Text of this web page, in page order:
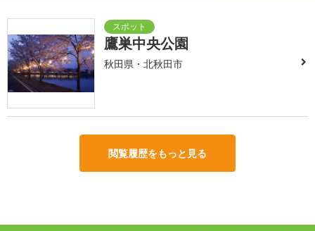
鷹巣中央公園
秋田県・北秋田市
閲覧履歴をもっと見る